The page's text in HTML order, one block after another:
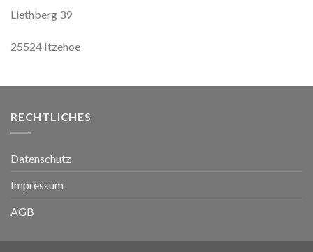
Liethberg 39
25524 Itzehoe
RECHTLICHES
Datenschutz
Impressum
AGB